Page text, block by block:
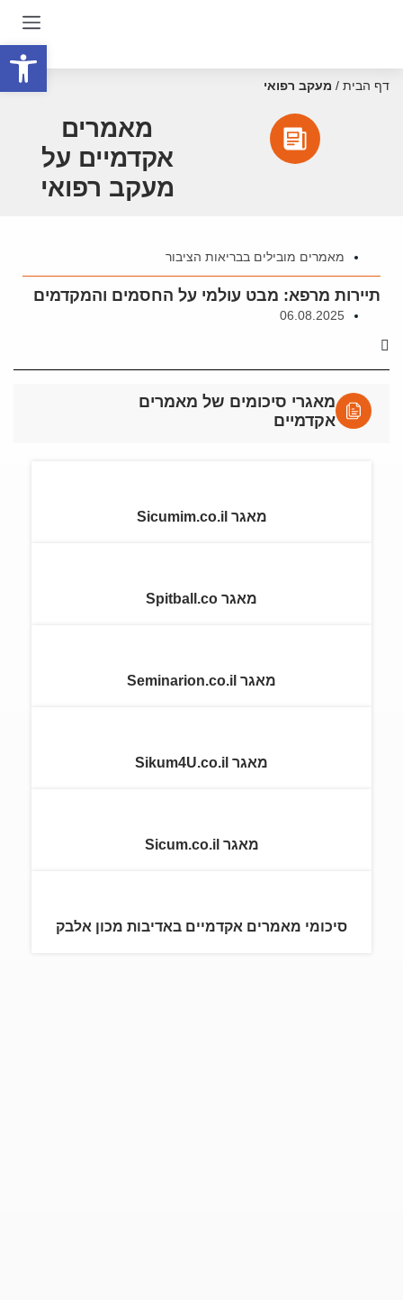
דף הבית / מעקב רפואי
מאמרים
אקדמיים על
מעקב רפואי
מאמרים מובילים בבריאות הציבור
תיירות מרפא: מבט עולמי על החסמים והמקדמים
06.08.2025
מאגרי סיכומים של מאמרים
אקדמיים
מאגר Sicumim.co.il
מאגר Spitball.co
מאגר Seminarion.co.il
מאגר Sikum4U.co.il
מאגר Sicum.co.il
סיכומי מאמרים אקדמיים באדיבות מכון אלבק
פתח